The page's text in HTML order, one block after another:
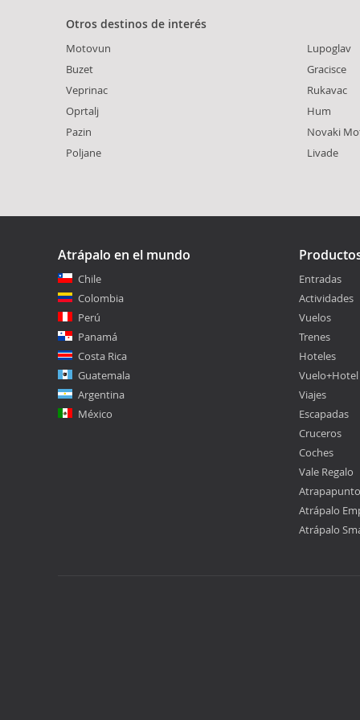
Otros destinos de interés
Motovun
Buzet
Veprinac
Oprtalj
Pazin
Poljane
Lupoglav
Gracisce
Rukavac
Hum
Novaki
Livade
Atrápalo en el mundo
Chile
Colombia
Perú
Panamá
Costa Rica
Guatemala
Argentina
México
Entradas
Actividades
Vuelos
Trenes
Hoteles
Vuelo+Hotel
Viajes
Escapadas
Cruceros
Coches
Vale Regalo
Atrápalo
Atrápalo